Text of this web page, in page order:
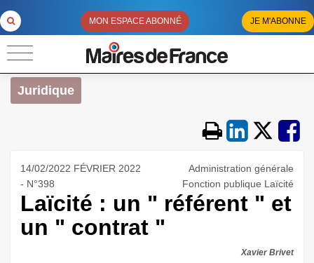
MON ESPACE ABONNÉ JE M'ABONNE
Juridique
14/02/2022 FÉVRIER 2022
- N°398
Administration générale
Fonction publique Laïcité
Laïcité : un " référent " et
un " contrat "
Xavier Brivet